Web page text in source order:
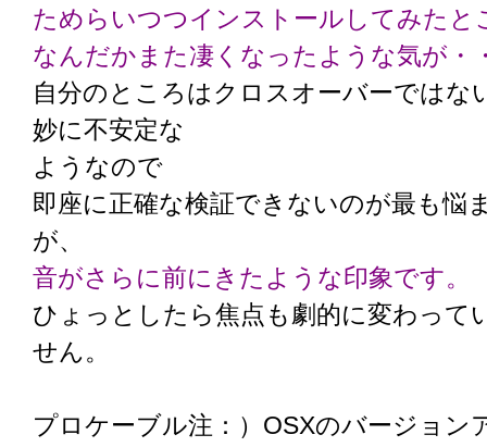
ためらいつつインストールしてみたと
なんだかまた凄くなったような気が・
自分のところはクロスオーバーではな
妙に不安定な
ようなので
即座に正確な検証できないのが最も悩
が、
音がさらに前にきたような印象です。
ひょっとしたら焦点も劇的に変わって
せん。
プロケーブル注：）OSXのバージョン